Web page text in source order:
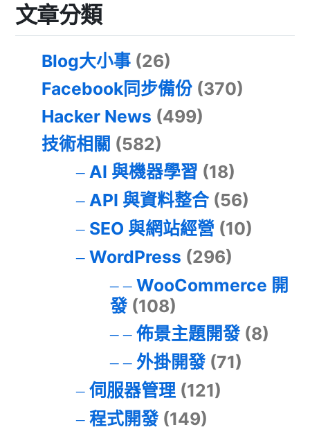
文章分類
Blog大小事 (26)
Facebook同步備份 (370)
Hacker News (499)
技術相關 (582)
AI 與機器學習 (18)
API 與資料整合(56)
SEO 與網站經營 (10)
WordPress (296)
WooCommerce 開
發(108)
佈景主題開發(8)
外掛開發(71)
伺服器管理(121)
程式開發(149)